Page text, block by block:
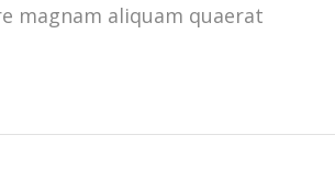
magnam aliquam quaerat